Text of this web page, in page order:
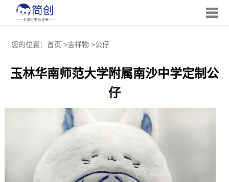
您的位置： 首页 >吉祥物>公仔
玉林华南师范大学附属南沙中学定制公
仔